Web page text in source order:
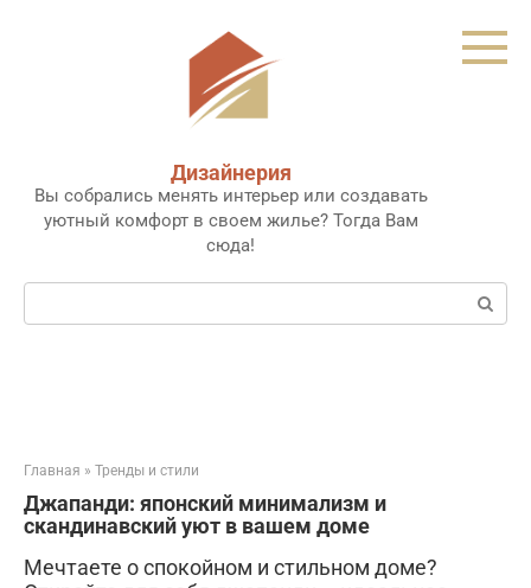
Дизайнерия
Вы собрались менять интерьер или создавать
уютный комфорт в своем жилье? Тогда Вам
сюда!
Поиск:
Главная » Тренды и стили
Джапанди: японский минимализм и
скандинавский уют в вашем доме
Мечтаете о спокойном и стильном доме?